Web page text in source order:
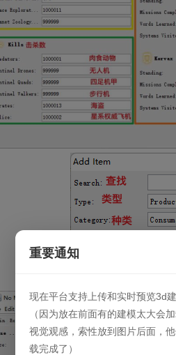
重要通知
现在平台支持上传和实时预览3d
（因为放在前面有的建模太大会
视觉观感，索性放到图片后面，
载完成了）